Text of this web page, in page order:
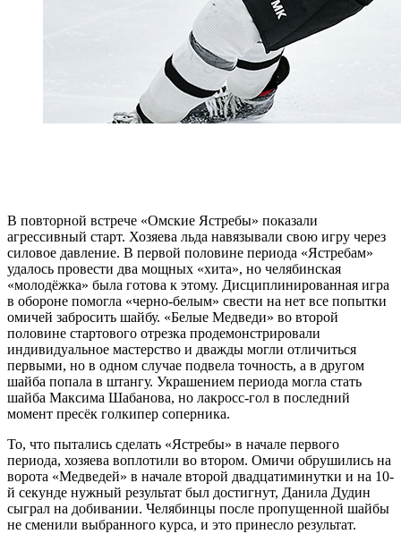
В повторной встрече «Омские Ястребы» показали
агрессивный старт. Хозяева льда навязывали свою игру через
силовое давление. В первой половине периода «Ястребам»
удалось провести два мощных «хита», но челябинская
«молодёжка» была готова к этому. Дисциплинированная игра
в обороне помогла «черно-белым» свести на нет все попытки
омичей забросить шайбу. «Белые Медведи» во второй
половине стартового отрезка продемонстрировали
индивидуальное мастерство и дважды могли отличиться
первыми, но в одном случае подвела точность, а в другом
шайба попала в штангу. Украшением периода могла стать
шайба Максима Шабанова, но лакросс-гол в последний
момент пресёк голкипер соперника.
То, что пытались сделать «Ястребы» в начале первого
периода, хозяева воплотили во втором. Омичи обрушились на
ворота «Медведей» в начале второй двадцатиминутки и на 10-
й секунде нужный результат был достигнут, Данила Дудин
сыграл на добивании. Челябинцы после пропущенной шайбы
не сменили выбранного курса, и это принесло результат.